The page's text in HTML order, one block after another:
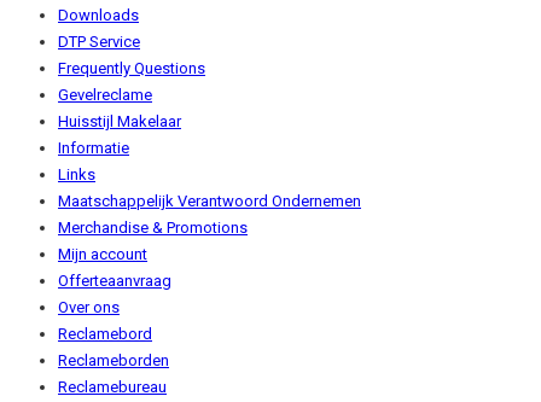
Downloads
DTP Service
Frequently Questions
Gevelreclame
Huisstijl Makelaar
Informatie
Links
Maatschappelijk Verantwoord Ondernemen
Merchandise & Promotions
Mijn account
Offerteaanvraag
Over ons
Reclamebord
Reclameborden
Reclamebureau